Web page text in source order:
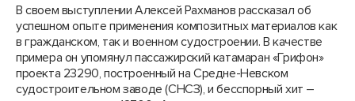
В своем выступлении Алексей Рахманов рассказал об
успешном опыте применения композитных материалов как
в гражданском, так и военном судостроении. В качестве
примера он упомянул пассажирский катамаран «Грифон»
проекта 23290, построенный на Средне-Невском
судостроительном заводе (СНСЗ), и бесспорный хит –